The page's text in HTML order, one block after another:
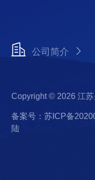
公司简介
Copyright © 2026 江
备案号：苏ICP备
陆